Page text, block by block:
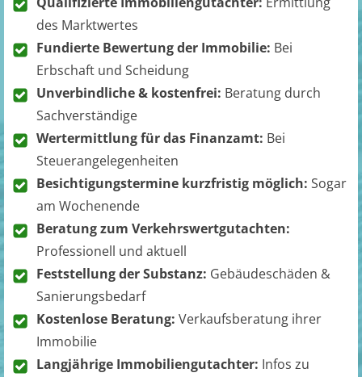
des Marktwertes
Fundierte Bewertung der Immobilie: Bei
Erbschaft und Scheidung
Unverbindliche & kostenfrei: Beratung durch
Sachverständige
Wertermittlung für das Finanzamt: Bei
Steuerangelegenheiten
Besichtigungstermine kurzfristig möglich: Sogar
am Wochenende
Beratung zum Verkehrswertgutachten:
Professionell und aktuell
Feststellung der Substanz: Gebäudeschäden &
Sanierungsbedarf
Kostenlose Beratung: Verkaufsberatung ihrer
Immobilie
Langjährige Immobiliengutachter: Infos zu